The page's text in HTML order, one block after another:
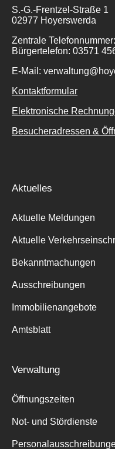
S.-G.-Frentzel-Straße 1
02977 Hoyerswerda
Zentrale
Bürgertelefon: 03571
E-Mail:
Kontaktformular
Elektronische
Besucheradressen &
Aktuelles
Aktuelle Meldungen
Aktuelle
Bekanntmachungen
Ausschreibungen
Immobilienangebote
Amtsblatt
Verwaltung
Öffnungszeiten
Not- und Stördienste